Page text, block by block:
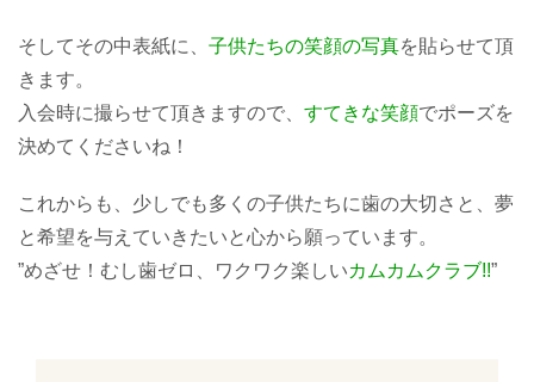
そしてその中表紙に、 子供たちの笑顔の写真を貼らせて頂
きます。
入会時に撮らせて頂きますので、 すてきな笑顔でポーズを
決めてくださいね！
これからも、少しでも多くの子供たちに歯の大切さと、夢
と希望を与えていきたいと心から願っています。
”めざせ！むし歯ゼロ、ワクワク楽しいカムカムクラブ!!”